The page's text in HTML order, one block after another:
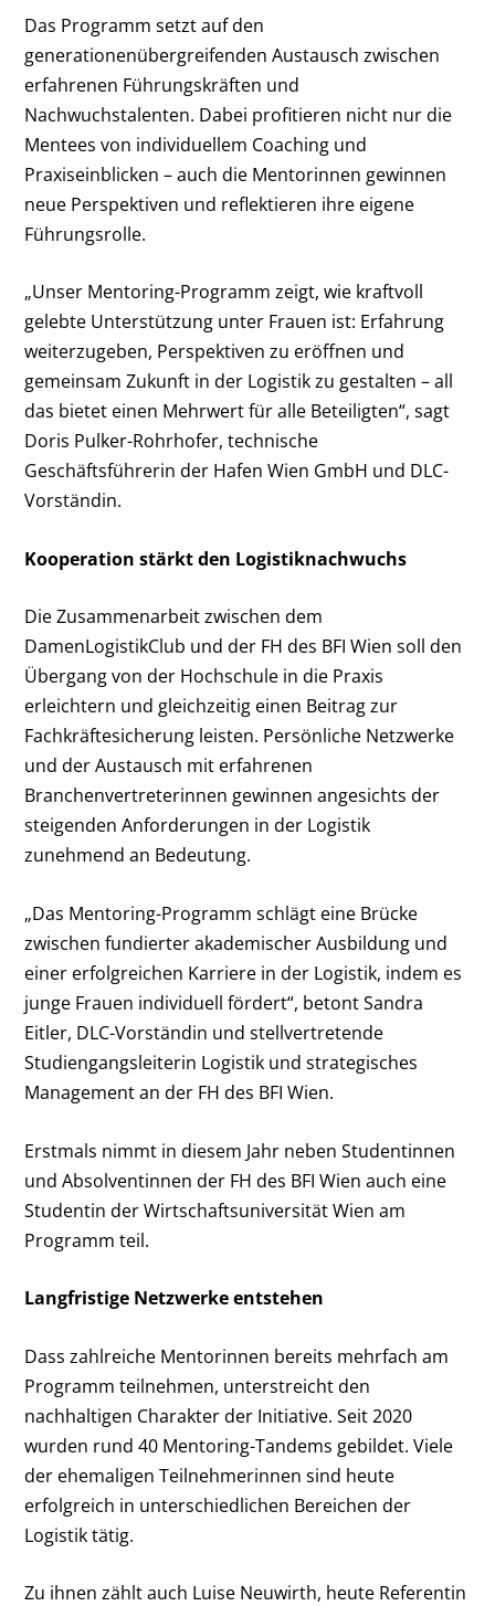
Das Programm setzt auf den
generationenübergreifenden Austausch zwischen
erfahrenen Führungskräften und
Nachwuchstalenten. Dabei profitieren nicht nur die
Mentees von individuellem Coaching und
Praxiseinblicken – auch die Mentorinnen gewinnen
neue Perspektiven und reflektieren ihre eigene
Führungsrolle.
„Unser Mentoring-Programm zeigt, wie kraftvoll
gelebte Unterstützung unter Frauen ist: Erfahrung
weiterzugeben, Perspektiven zu eröffnen und
gemeinsam Zukunft in der Logistik zu gestalten – all
das bietet einen Mehrwert für alle Beteiligten“, sagt
Doris Pulker-Rohrhofer, technische
Geschäftsführerin der Hafen Wien GmbH und DLC-
Vorständin.
Kooperation stärkt den Logistiknachwuchs
Die Zusammenarbeit zwischen dem
DamenLogistikClub und der FH des BFI Wien soll den
Übergang von der Hochschule in die Praxis
erleichtern und gleichzeitig einen Beitrag zur
Fachkräftesicherung leisten. Persönliche Netzwerke
und der Austausch mit erfahrenen
Branchenvertreterinnen gewinnen angesichts der
steigenden Anforderungen in der Logistik
zunehmend an Bedeutung.
„Das Mentoring-Programm schlägt eine Brücke
zwischen fundierter akademischer Ausbildung und
einer erfolgreichen Karriere in der Logistik, indem es
junge Frauen individuell fördert“, betont Sandra
Eitler, DLC-Vorständin und stellvertretende
Studiengangsleiterin Logistik und strategisches
Management an der FH des BFI Wien.
Erstmals nimmt in diesem Jahr neben Studentinnen
und Absolventinnen der FH des BFI Wien auch eine
Studentin der Wirtschaftsuniversität Wien am
Programm teil.
Langfristige Netzwerke entstehen
Dass zahlreiche Mentorinnen bereits mehrfach am
Programm teilnehmen, unterstreicht den
nachhaltigen Charakter der Initiative. Seit 2020
wurden rund 40 Mentoring-Tandems gebildet. Viele
der ehemaligen Teilnehmerinnen sind heute
erfolgreich in unterschiedlichen Bereichen der
Logistik tätig.
Zu ihnen zählt auch Luise Neuwirth, heute Referentin